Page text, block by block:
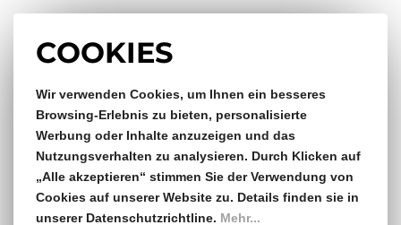
COOKIES
Wir verwenden Cookies, um Ihnen ein besseres
Browsing-Erlebnis zu bieten, personalisierte
Werbung oder Inhalte anzuzeigen und das
Nutzungsverhalten zu analysieren. Durch Klicken auf
„Alle akzeptieren“ stimmen Sie der Verwendung von
Cookies auf unserer Website zu. Details finden sie in
unserer Datenschutzrichtline. Mehr...
Gratis Versand & Rückversand
ab €150,- Bestellwert
14 Tage Rückgaberecht